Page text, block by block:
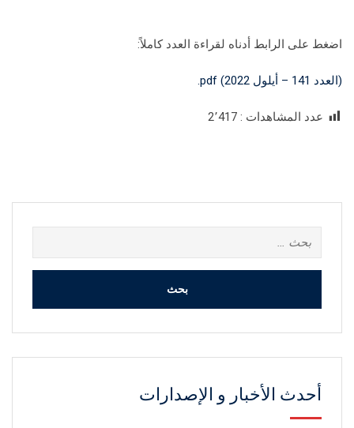
اضغط على الرابط أدناه لقراءة العدد كاملاً:
(العدد 141 – أيلول 2022) pdf.
عدد المشاهدات : 2٬417
عن:
أحدث الأخبار و الإصدارات